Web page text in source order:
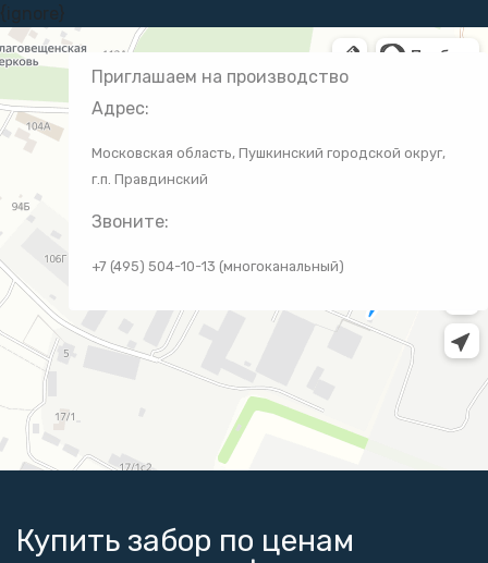
Приглашаем на производство
Адрес:
Московская область, Пушкинский городской округ,
г.п. Правдинский
Звоните:
+7 (495) 504-10-13 (многоканальный)
{ignore}
Купить забор по ценам